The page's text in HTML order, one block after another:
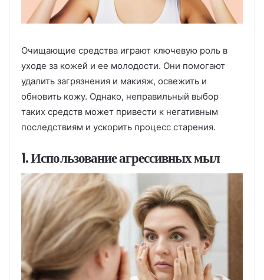
Очищающие средства играют ключевую роль в
уходе за кожей и ее молодости. Они помогают
удалить загрязнения и макияж, освежить и
обновить кожу. Однако, неправильный выбор
таких средств может привести к негативным
последствиям и ускорить процесс старения.
1. Использование агрессивных мыл